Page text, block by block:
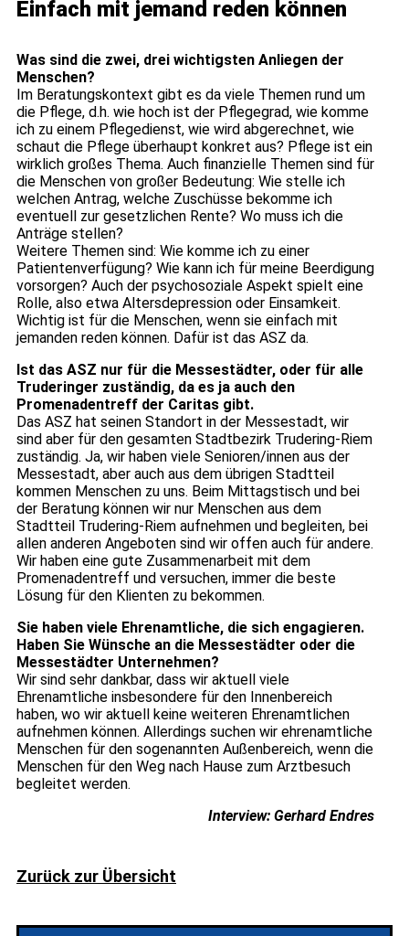
Einfach mit jemand reden können
Was sind die zwei, drei wichtigsten Anliegen der
Menschen?
Im Beratungskontext gibt es da viele Themen rund um
die Pflege, d.h. wie hoch ist der Pflegegrad, wie komme
ich zu einem Pflegedienst, wie wird abgerechnet, wie
schaut die Pflege überhaupt konkret aus? Pflege ist ein
wirklich großes Thema. Auch finanzielle Themen sind für
die Menschen von großer Bedeutung: Wie stelle ich
welchen Antrag, welche Zuschüsse bekomme ich
eventuell zur gesetzlichen Rente? Wo muss ich die
Anträge stellen?
Weitere Themen sind: Wie komme ich zu einer
Patientenverfügung? Wie kann ich für meine Beerdigung
vorsorgen? Auch der psychosoziale Aspekt spielt eine
Rolle, also etwa Altersdepression oder Einsamkeit.
Wichtig ist für die Menschen, wenn sie einfach mit
jemanden reden können. Dafür ist das ASZ da.
Ist das ASZ nur für die Messestädter, oder für alle
Truderinger zuständig, da es ja auch den
Promenadentreff der Caritas gibt.
Das ASZ hat seinen Standort in der Messestadt, wir
sind aber für den gesamten Stadtbezirk Trudering-Riem
zuständig. Ja, wir haben viele Senioren/innen aus der
Messestadt, aber auch aus dem übrigen Stadtteil
kommen Menschen zu uns. Beim Mittagstisch und bei
der Beratung können wir nur Menschen aus dem
Stadtteil Trudering-Riem aufnehmen und begleiten, bei
allen anderen Angeboten sind wir offen auch für andere.
Wir haben eine gute Zusammenarbeit mit dem
Promenadentreff und versuchen, immer die beste
Lösung für den Klienten zu bekommen.
Sie haben viele Ehrenamtliche, die sich engagieren.
Haben Sie Wünsche an die Messestädter oder die
Messestädter Unternehmen?
Wir sind sehr dankbar, dass wir aktuell viele
Ehrenamtliche insbesondere für den Innenbereich
haben, wo wir aktuell keine weiteren Ehrenamtlichen
aufnehmen können. Allerdings suchen wir ehrenamtliche
Menschen für den sogenannten Außenbereich, wenn die
Menschen für den Weg nach Hause zum Arztbesuch
begleitet werden.
Interview: Gerhard Endres
Zurück zur Übersicht